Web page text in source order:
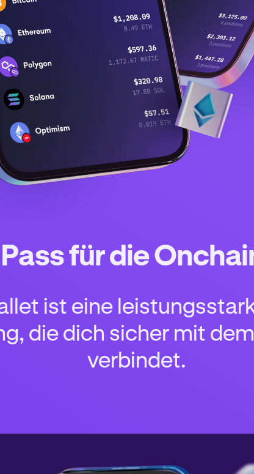
für die
ist eine
die dich sicher mit
verbindet.